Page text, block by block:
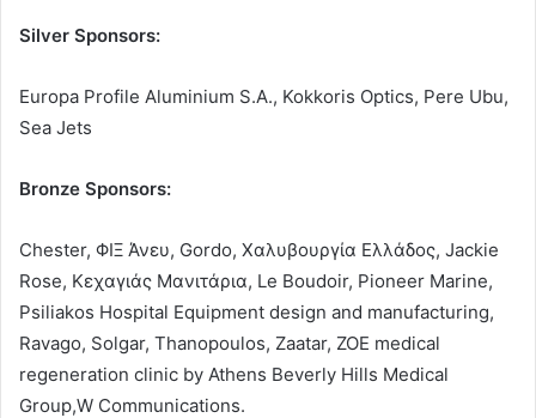
Silver Sponsors:
Europa Profile Aluminium S.A., Kokkoris Optics, Pere Ubu,
Sea Jets
Bronze Sponsors:
Chester, ΦΙΞ Άνευ, Gordo, Χαλυβουργία Ελλάδος, Jackie
Rose, Κεχαγιάς Μανιτάρια, Le Boudoir, Pioneer Marine,
Psiliakos Hospital Equipment design and manufacturing,
Ravago, Solgar, Thanopoulos, Zaatar, ZOE medical
regeneration clinic by Athens Beverly Hills Medical
Group,W Communications.